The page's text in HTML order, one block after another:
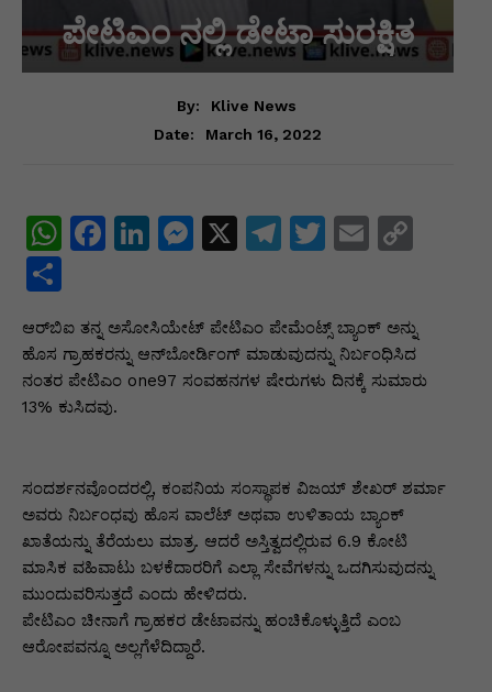
ಪೇಟಿಎಂ ನಲ್ಲಿ ಡೇಟಾ ಸುರಕ್ಷಿತ
By:
Klive News
Date:
March 16, 2022
W
s
A
p
F
e
b
o
k
Li
e
dI
M
s
e
er
X
T
gr
a
T
er
E
l
y
Li
ar
e
ಆರ್‌ಬಿಐ ತನ್ನ ಅಸೋಸಿಯೇಟ್ ಪೇಟಿಎಂ ಪೇಮೆಂಟ್ಸ್ ಬ್ಯಾಂಕ್ ಅನ್ನು
ಹೊಸ ಗ್ರಾಹಕರನ್ನು ಆನ್‌ಬೋರ್ಡಿಂಗ್ ಮಾಡುವುದನ್ನು ನಿರ್ಬಂಧಿಸಿದ
ನಂತರ ಪೇಟಿಎಂ one97 ಸಂವಹನಗಳ ಷೇರುಗಳು ದಿನಕ್ಕೆ ಸುಮಾರು
13% ಕುಸಿದವು.
ಸಂದರ್ಶನವೊಂದರಲ್ಲಿ, ಕಂಪನಿಯ ಸಂಸ್ಥಾಪಕ ವಿಜಯ್ ಶೇಖರ್ ಶರ್ಮಾ
ಅವರು ನಿರ್ಬಂಧವು ಹೊಸ ವಾಲೆಟ್ ಅಥವಾ ಉಳಿತಾಯ ಬ್ಯಾಂಕ್
ಖಾತೆಯನ್ನು ತೆರೆಯಲು ಮಾತ್ರ. ಆದರೆ ಅಸ್ತಿತ್ವದಲ್ಲಿರುವ 6.9 ಕೋಟಿ
ಮಾಸಿಕ ವಹಿವಾಟು ಬಳಕೆದಾರರಿಗೆ ಎಲ್ಲಾ ಸೇವೆಗಳನ್ನು ಒದಗಿಸುವುದನ್ನು
ಮುಂದುವರಿಸುತ್ತದೆ ಎಂದು ಹೇಳಿದರು.
ಪೇಟಿಎಂ ಚೀನಾಗೆ ಗ್ರಾಹಕರ ಡೇಟಾವನ್ನು ಹಂಚಿಕೊಳ್ಳುತ್ತಿದೆ ಎಂಬ
ಆರೋಪವನ್ನೂ ಅಲ್ಲಗೆಳೆದಿದ್ದಾರೆ.